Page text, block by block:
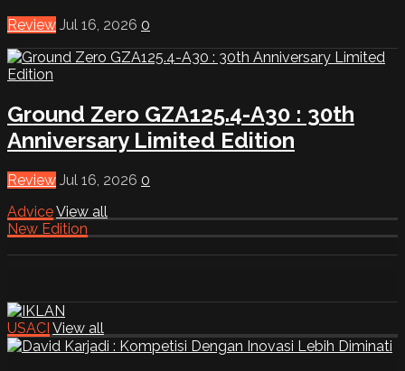
Review Jul 16, 2026 0
Ground Zero GZA125.4-A30 : 30th
Anniversary Limited Edition
Review Jul 16, 2026 0
AdviceView all
New Edition
USACI View all